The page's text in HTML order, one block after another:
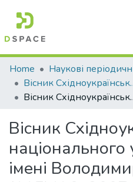
Communities & Collections
All of DSpace
Home
Вісник
Вісник Східноукраїнського
Вісник
національного
імені